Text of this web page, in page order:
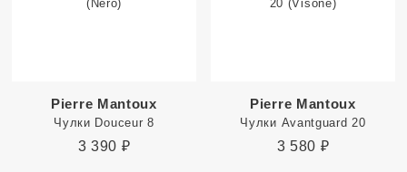
Pierre Mantoux
Чулки Douceur 8
3 390 ₽
Pierre Mantoux
Чулки Avantguard 20
3 580 ₽